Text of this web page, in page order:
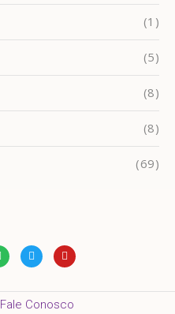
(1)
(5)
(8)
(8)
(69)
Fale Conosco